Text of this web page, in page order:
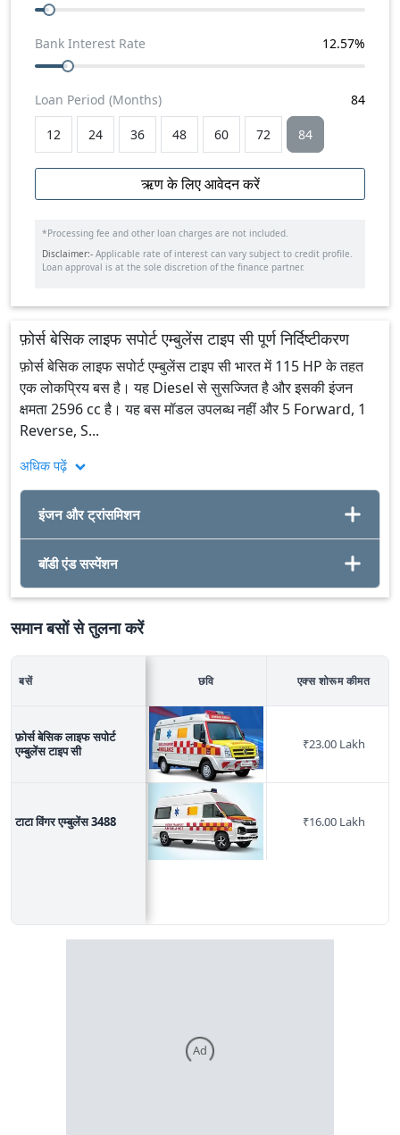
Bank Interest Rate 12.57%
Loan Period (Months) 84
12 24 36 48 60 72 84
ऋण के लिए आवेदन करें
*Processing fee and other loan charges are not included.
Disclaimer:- Applicable rate of interest can vary subject to credit profile.
Loan approval is at the sole discretion of the finance partner.
फ़ोर्स बेसिक लाइफ सपोर्ट एम्बुलेंस टाइप सी पूर्ण निर्दिष्टीकरण
फ़ोर्स बेसिक लाइफ सपोर्ट एम्बुलेंस टाइप सी भारत में 115 HP के तहत
एक लोकप्रिय बस है। यह Diesel से सुसज्जित है और इसकी इंजन
क्षमता 2596 cc है। यह बस मॉडल उपलब्ध नहीं और 5 Forward, 1
Reverse, S...
अधिक पढ़ें
इंजन और ट्रांसमिशन
बॉडी एंड सस्पेंशन
समान बसों से तुलना करें
बसें
फ़ोर्स बेसिक लाइफ सपोर्ट
एम्बुलेंस टाइप सी
टाटा विंगर एम्बुलेंस 3488
छवि एक्स शोरूम कीमत
₹23.00 Lakh
₹16.00 Lakh
Ad